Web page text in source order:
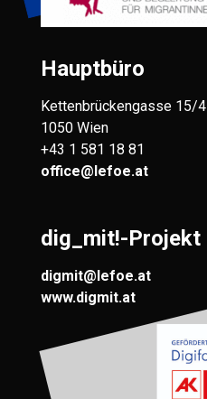
Hauptbüro
Kettenbrückengasse 15/4
1050 Wien
+43 1 581 18 81
office@lefoe.at
dig_mit!-Projekt
digmit@lefoe.at
www.digmit.at